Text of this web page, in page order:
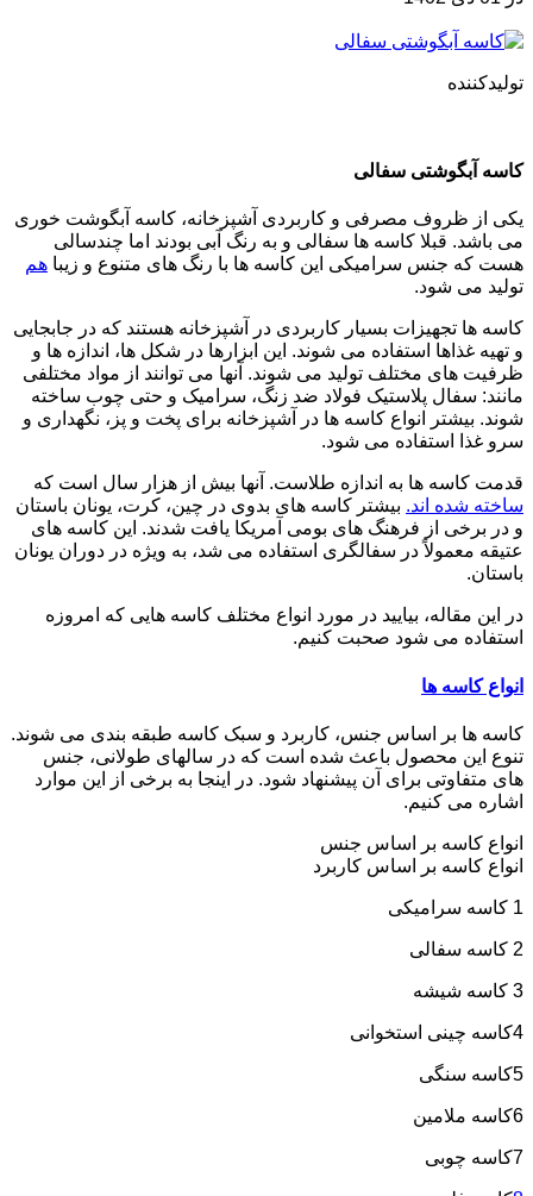
تولیدکننده
کاسه آبگوشتی سفالی
یکی از ظروف مصرفی و کاربردی آشپزخانه، کاسه آبگوشت خوری
می باشد. قبلا کاسه ها سفالی و به رنگ آبی بودند اما چندسالی
هست که جنس سرامیکی این کاسه ها با رنگ های متنوع و زیبا هم
تولید می شود.
کاسه ها تجهیزات بسیار کاربردی در آشپزخانه هستند که در جابجایی
و تهیه غذاها استفاده می شوند. این ابزارها در شکل ها، اندازه ها و
ظرفیت های مختلف تولید می شوند. آنها می توانند از مواد مختلفی
مانند: سفال پلاستیک فولاد ضد زنگ، سرامیک و حتی چوب ساخته
شوند. بیشتر انواع کاسه ها در آشپزخانه برای پخت و پز، نگهداری و
سرو غذا استفاده می شود.
قدمت کاسه ها به اندازه طلاست. آنها بیش از هزار سال است که
ساخته شده اند. بیشتر کاسه های بدوی در چین، کرت، یونان باستان
و در برخی از فرهنگ های بومی آمریکا یافت شدند. این کاسه های
عتیقه معمولاً در سفالگری استفاده می شد، به ویژه در دوران یونان
باستان.
در این مقاله، بیایید در مورد انواع مختلف کاسه هایی که امروزه
استفاده می شود صحبت کنیم.
انواع کاسه ها
کاسه ها بر اساس جنس، کاربرد و سبک کاسه طبقه بندی می شوند.
تنوع این محصول باعث شده است که در سالهای طولانی، جنس
های متفاوتی برای آن پیشنهاد شود. در اینجا به برخی از این موارد
اشاره می کنیم.
انواع کاسه بر اساس جنس
انواع کاسه بر اساس کاربرد
1 کاسه سرامیکی
2 کاسه سفالی
3 کاسه شیشه
4کاسه چینی استخوانی
5کاسه سنگی
6کاسه ملامین
7کاسه چوبی